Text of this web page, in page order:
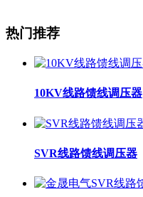
热门推荐
10KV线路馈线调压器
SVR线路馈线调压器